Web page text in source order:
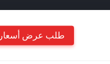
طلب عرض أسعار